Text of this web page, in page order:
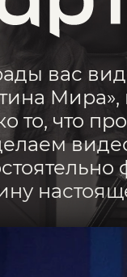
вас
Мира»,
то, что